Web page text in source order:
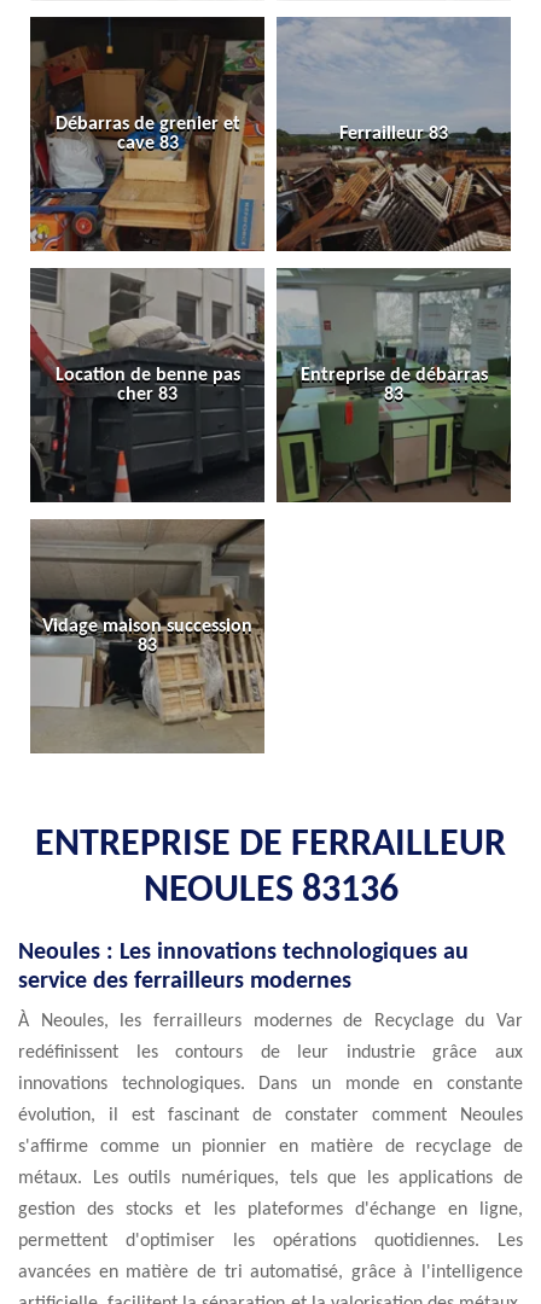
Débarras de grenier et
cave 83
Ferrailleur 83
Location de benne pas
cher 83
Entreprise de débarras
83
Vidage maison succession
83
ENTREPRISE DE FERRAILLEUR
NEOULES 83136
Neoules : Les innovations technologiques au
service des ferrailleurs modernes
À Neoules, les ferrailleurs modernes de Recyclage du Var
redéfinissent les contours de leur industrie grâce aux
innovations technologiques. Dans un monde en constante
évolution, il est fascinant de constater comment Neoules
s'affirme comme un pionnier en matière de recyclage de
métaux. Les outils numériques, tels que les applications de
gestion des stocks et les plateformes d'échange en ligne,
permettent d'optimiser les opérations quotidiennes. Les
avancées en matière de tri automatisé, grâce à l'intelligence